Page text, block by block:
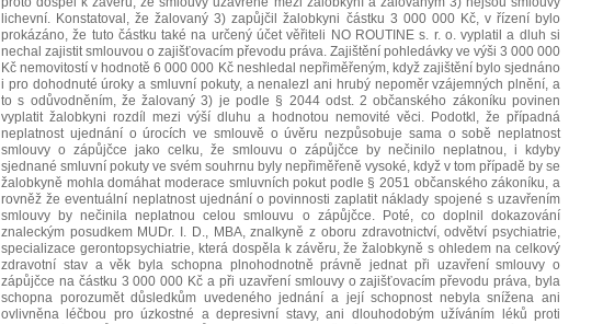
lichevní. Konstatoval, že žalovaný 3) zapůjčil žalobkyni částku 3 000 000 Kč, v řízení bylo
prokázáno, že tuto částku také na určený účet věřiteli NO ROUTINE s. r. o. vyplatil a dluh si
nechal zajistit smlouvou o zajišťovacím převodu práva. Zajištění pohledávky ve výši 3 000 000
Kč nemovitostí v hodnotě 6 000 000 Kč neshledal nepřiměřeným, když zajištění bylo sjednáno
i pro dohodnuté úroky a smluvní pokuty, a nenalezl ani hrubý nepoměr vzájemných plnění, a
to s odůvodněním, že žalovaný 3) je podle § 2044 odst. 2 občanského zákoníku povinen
vyplatit žalobkyni rozdíl mezi výší dluhu a hodnotou nemovité věci. Podotkl, že případná
neplatnost ujednání o úrocích ve smlouvě o úvěru nezpůsobuje sama o sobě neplatnost
smlouvy o zápůjčce jako celku, že smlouvu o zápůjčce by nečinilo neplatnou, i kdyby
sjednané smluvní pokuty ve svém souhrnu byly nepřiměřeně vysoké, když v tom případě by se
žalobkyně mohla domáhat moderace smluvních pokut podle § 2051 občanského zákoníku, a
rovněž že eventuální neplatnost ujednání o povinnosti zaplatit náklady spojené s uzavřením
smlouvy by nečinila neplatnou celou smlouvu o zápůjčce. Poté, co doplnil dokazování
znaleckým posudkem MUDr. I. D., MBA, znalkyně z oboru zdravotnictví, odvětví psychiatrie,
specializace gerontopsychiatrie, která dospěla k závěru, že žalobkyně s ohledem na celkový
zdravotní stav a věk byla schopna plnohodnotně právně jednat při uzavření smlouvy o
zápůjčce na částku 3 000 000 Kč a při uzavření smlouvy o zajišťovacím převodu práva, byla
schopna porozumět důsledkům uvedeného jednání a její schopnost nebyla snížena ani
ovlivněna léčbou pro úzkostné a depresivní stavy, ani dlouhodobým užíváním léků proti